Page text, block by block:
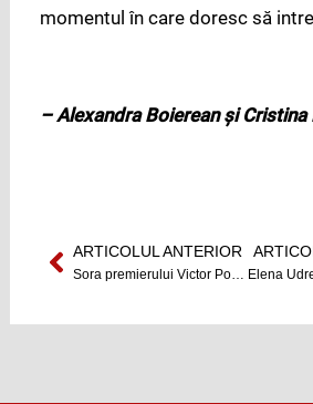
momentul în care doresc să
– Alexandra Boierean şi Cristina
Prev
ARTICOLUL ANTERIOR